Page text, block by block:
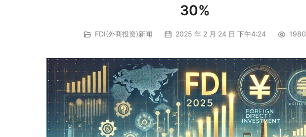
30%
FDI(外商投资)新闻 2025 年 2 月 24 日 下午4:24 1980